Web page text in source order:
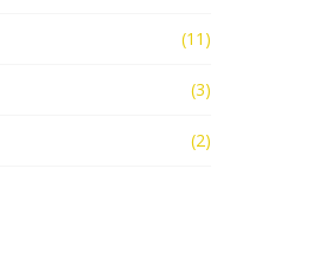
(11)
(3)
(2)